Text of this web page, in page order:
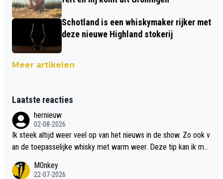
Schotland is een whiskymaker rijker met
deze nieuwe Highland stokerij
Meer artikelen
Laatste reacties
hernieuw
02-08-2026
Ik steek altijd weer veel op van het nieuws in de show. Zo ook v
an de toepasselijke whisky met warm weer. Deze tip kan ik met
M0nkey
22-07-2026